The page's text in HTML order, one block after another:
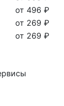
от 496 ₽
от 269 ₽
от 269 ₽